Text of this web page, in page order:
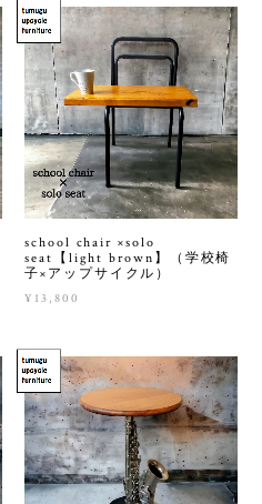
school chair ×solo
seat【light brown】（学校椅
子×アップサイクル）
¥13,800